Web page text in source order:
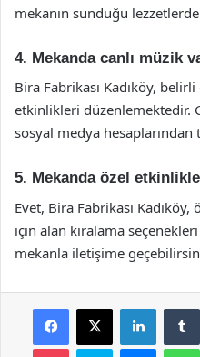
mekanın sunduğu
4. Mekanda canlı müzik
Bira Fabrikası Kadıköy,
etkinlikleri düzenlemektedir.
sosyal medya
5. Mekanda özel
Evet, Bira Fabrikası
için alan kiralama
mekanla iletişime
Facebook
X LinkedIn
Pocket Skype